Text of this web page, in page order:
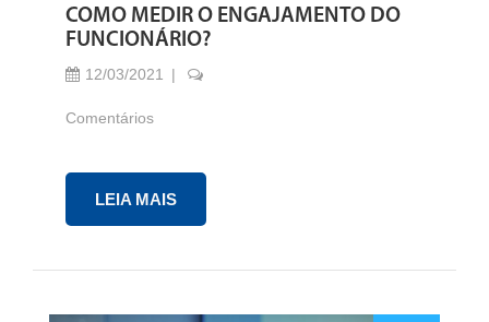
COMO MEDIR O ENGAJAMENTO DO
FUNCIONÁRIO?
12/03/2021
Comentários
LEIA MAIS